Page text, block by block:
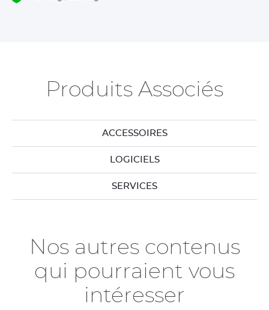
Produits Associés
ACCESSOIRES
LOGICIELS
SERVICES
Nos autres contenus
qui pourraient vous
intéresser